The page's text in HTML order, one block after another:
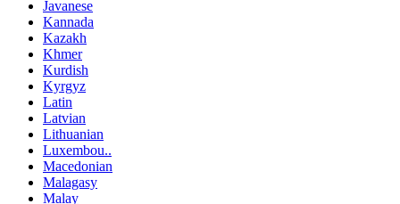
Javanese
Kannada
Kazakh
Khmer
Kurdish
Kyrgyz
Latin
Latvian
Lithuanian
Luxembou..
Macedonian
Malagasy
Malay